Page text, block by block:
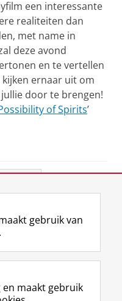
een interessante
realiteiten dan
met name in
deze avond
en te vertellen
ernaar uit om
door te brengen!
of Spirits’
L
i
k
R
S
-
I
n
t
Y
o
T
gebruik van
maakt gebruik